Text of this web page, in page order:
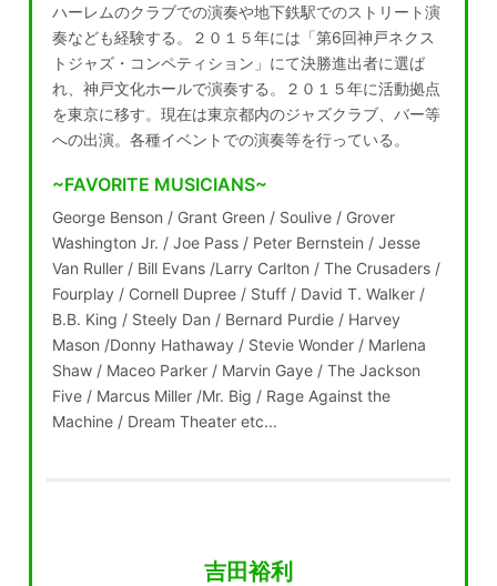
ハーレムのクラブでの演奏や地下鉄駅でのストリート演
奏なども経験する。２０１５年には「第6回神戸ネクス
トジャズ・コンペティション」にて決勝進出者に選ば
れ、神戸文化ホールで演奏する。２０１５年に活動拠点
を東京に移す。現在は東京都内のジャズクラブ、バー等
への出演。各種イベントでの演奏等を行っている。
~FAVORITE MUSICIANS~
George Benson / Grant Green / Soulive / Grover
Washington Jr. / Joe Pass / Peter Bernstein / Jesse
Van Ruller / Bill Evans /Larry Carlton / The Crusaders /
Fourplay / Cornell Dupree / Stuff / David T. Walker /
B.B. King / Steely Dan / Bernard Purdie / Harvey
Mason /Donny Hathaway / Stevie Wonder / Marlena
Shaw / Maceo Parker / Marvin Gaye / The Jackson
Five / Marcus Miller /Mr. Big / Rage Against the
Machine / Dream Theater etc...
吉田裕利